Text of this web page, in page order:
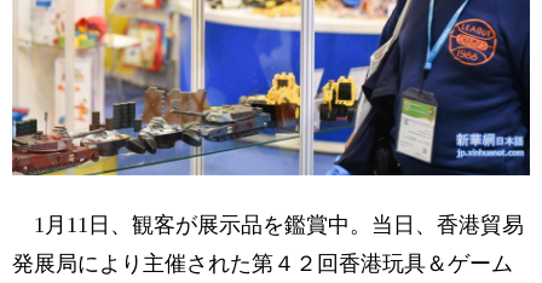
1月11日、観客が展示品を鑑賞中。当日、香港貿易
発展局により主催された第４２回香港玩具＆ゲーム